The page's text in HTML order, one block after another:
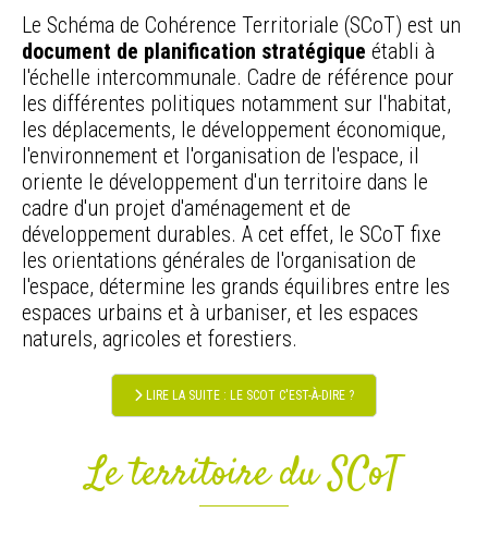
Le Schéma de Cohérence Territoriale (SCoT) est un
document de planification stratégique établi à
l'échelle intercommunale. Cadre de référence pour
les différentes politiques notamment sur l'habitat,
les déplacements, le développement économique,
l'environnement et l'organisation de l'espace, il
oriente le développement d'un territoire dans le
cadre d'un projet d'aménagement et de
développement durables. A cet effet, le SCoT fixe
les orientations générales de l'organisation de
l'espace, détermine les grands équilibres entre les
espaces urbains et à urbaniser, et les espaces
naturels, agricoles et forestiers.
LIRE LA SUITE : LE SCOT C'EST-À-DIRE ?
Le territoire du SCoT